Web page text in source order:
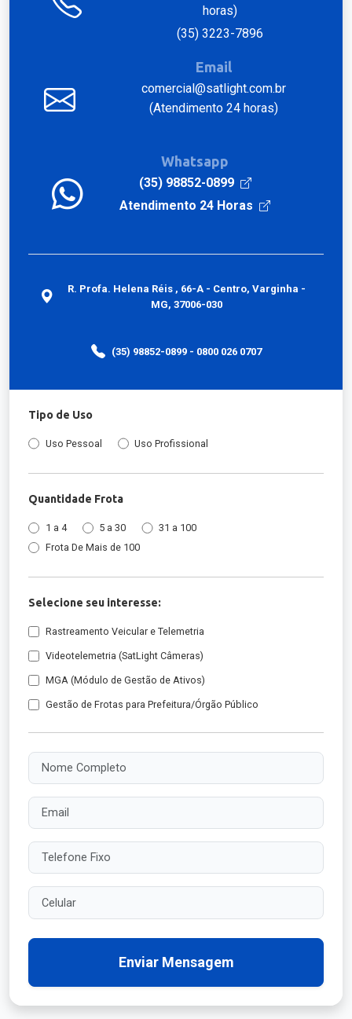
horas)
(35) 3223-7896
Email
comercial@satlight.com.br
(Atendimento 24 horas)
Whatsapp
(35) 98852-0899
Atendimento 24 Horas
R. Profa. Helena Réis , 66-A - Centro, Varginha -
MG, 37006-030
(35) 98852-0899 - 0800 026 0707
Tipo de Uso
Uso Pessoal Uso Profissional
Quantidade Frota
1 a 4 5 a 30
31 a 100
Frota De Mais de 100
Selecione seu interesse:
Rastreamento Veicular e Telemetria
Videotelemetria (SatLight Câmeras)
MGA (Módulo de Gestão de Ativos)
Gestão de Frotas para Prefeitura/Órgão Público
Nome Completo
Email
Telefone Fixo
Celular
Enviar Mensagem